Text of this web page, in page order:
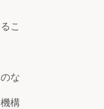
こ
な
構